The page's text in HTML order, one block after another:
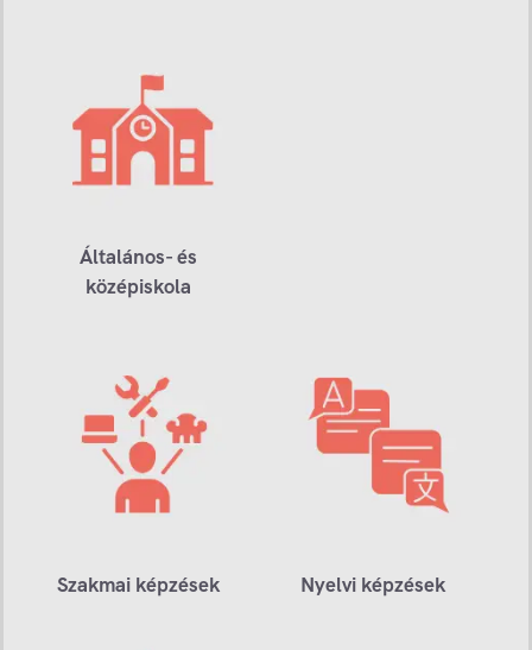
Általános- és
középiskola
Szakmai képzések Nyelvi képzések